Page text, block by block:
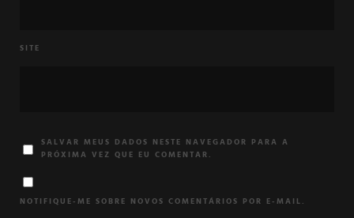
SITE
SALVAR MEUS DADOS NESTE NAVEGADOR PARA A
PRÓXIMA VEZ QUE EU COMENTAR.
NOTIFIQUE-ME SOBRE NOVOS COMENTÁRIOS POR E-MAIL.